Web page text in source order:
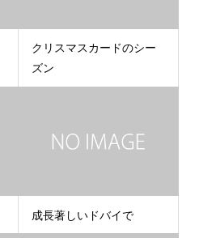
クリスマスカードのシー
ズン
成長著しいドバイで